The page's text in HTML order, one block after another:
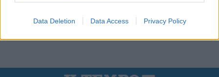
Data Deletion Data Access Privacy Policy